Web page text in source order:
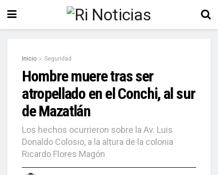
Inicio Seguridad
Hombre muere tras ser
atropellado en el Conchi, al sur
de Mazatlán
Los hechos ocurrieron sobre la Av. Luis
Donaldo Colosio, a la altura de la colonia
Ricardo Flores Magón